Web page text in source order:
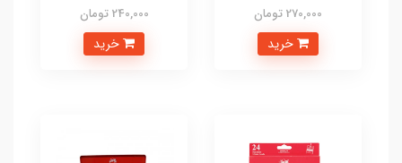
270,000 تومان 240,000 تومان